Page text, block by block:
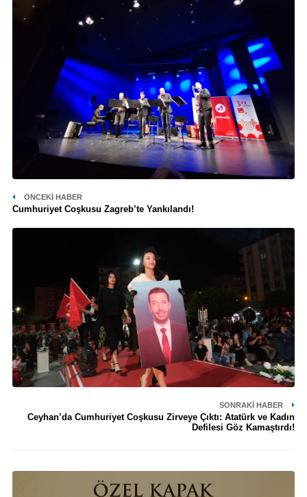
ÖNCEKI HABER
Cumhuriyet Coşkusu Zagreb’te Yankılandı!
SONRAKI HABER
Ceyhan’da Cumhuriyet Coşkusu Zirveye Çıktı: Atatürk ve Kadın
Defilesi Göz Kamaştırdı!